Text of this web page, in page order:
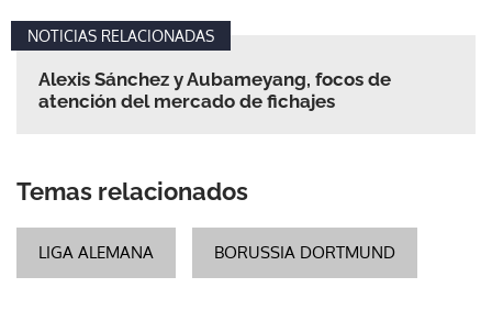
NOTICIAS RELACIONADAS
Alexis Sánchez y Aubameyang, focos de
atención del mercado de fichajes
Temas relacionados
LIGA ALEMANA BORUSSIA DORTMUND